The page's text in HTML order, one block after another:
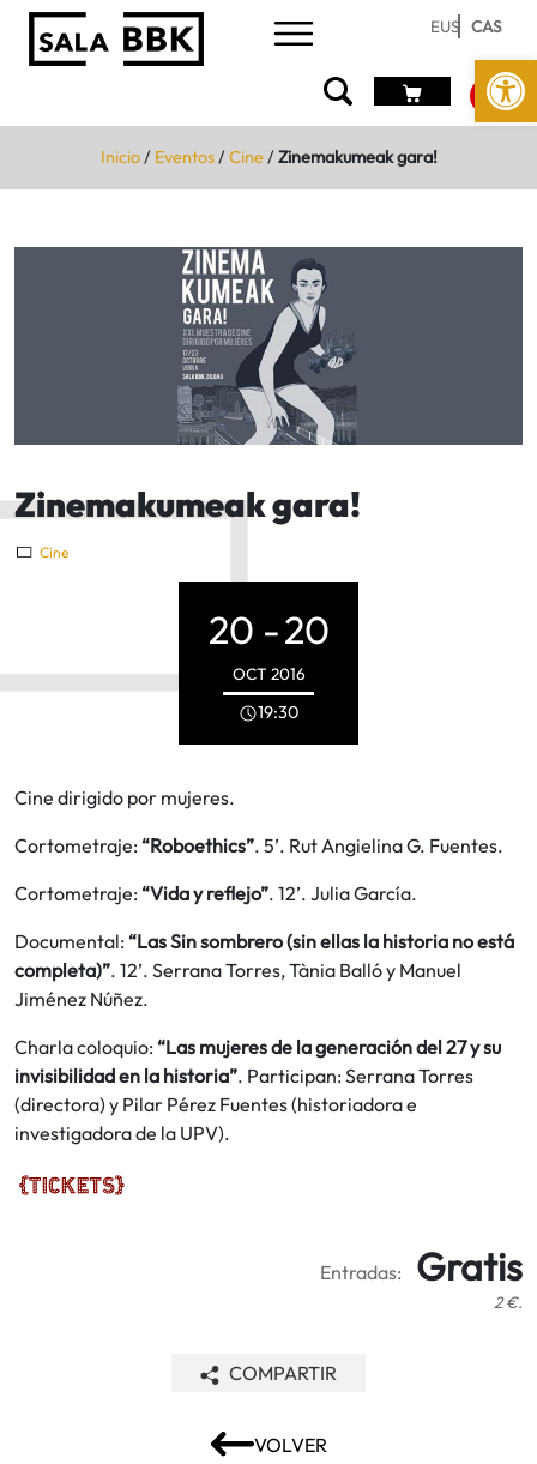
Abrir
EUS CAS
Inicio/ Eventos/Cine/Zinemakumeak gara!
Zinemakumeak gara!
Cine
20 -20
OCT 2016
19:30
Cine dirigido por mujeres.
Cortometraje: “Roboethics”. 5’. Rut Angielina G. Fuentes.
Cortometraje: “Vida y reflejo”. 12’. Julia García.
Documental: “Las Sin sombrero (sin ellas la historia no está
completa)”. 12’. Serrana Torres, Tània Balló y Manuel
Jiménez Núñez.
Charla coloquio: “Las mujeres de la generación del 27 y su
invisibilidad en la historia”. Participan: Serrana Torres
(directora) y Pilar Pérez Fuentes (historiadora e
investigadora de la UPV).
Entradas: Gratis
2 €.
VOLVER
COMPARTIR